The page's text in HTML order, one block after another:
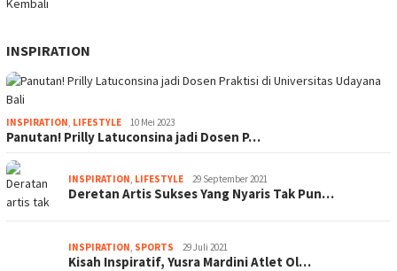
INSPIRATION
INSPIRATION, LIFESTYLE 10 Mei 2023
Panutan! Prilly Latuconsina jadi Dosen P…
INSPIRATION, LIFESTYLE 29 September 2021
Deretan Artis Sukses Yang Nyaris Tak Pun…
INSPIRATION, SPORTS 29 Juli 2021
Kisah Inspiratif, Yusra Mardini Atlet Ol…